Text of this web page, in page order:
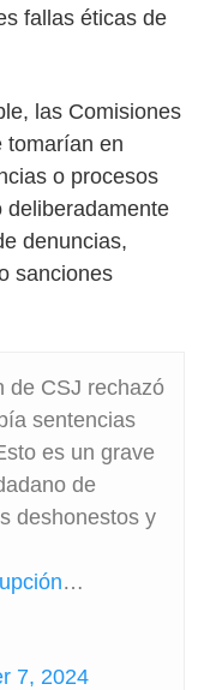
fallas éticas de
las Comisiones
tomarían en
o procesos
deliberadamente
denuncias,
sanciones
de CSJ rechazó
sentencias
es un grave
de
deshonestos y
…
7, 2024